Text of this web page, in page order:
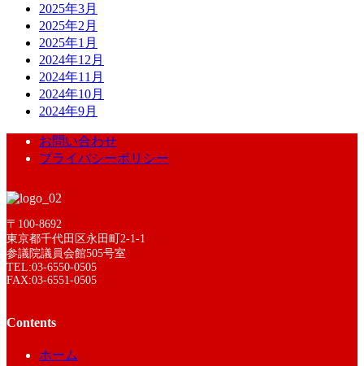
2025年3月
2025年2月
2025年1月
2024年12月
2024年11月
2024年10月
2024年9月
お問い合わせ
プライバシーポリシー
〒100-8692
東京都千代田区永田町2-1-1
参議院議員会館505号室
TEL:03-6550-0505
FAX:03-6551-0505
Contents
ホーム